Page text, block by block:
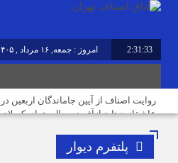
2:31:33 امروز : جمعه, ۱۶ مرداد , ۱۴۰۵
روایت اصناف از آیین جاماندگان اربعین
عاشقانه» تا «بازآفرینی حال‌وهوای کربلا»
نوسازی صنعت، ارتقای کیفیت و توسعه
پلتفرم دیوار